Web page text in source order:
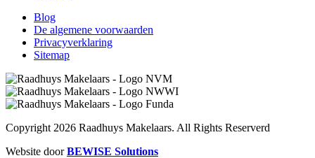
Blog
De algemene voorwaarden
Privacyverklaring
Sitemap
Copyright 2026 Raadhuys Makelaars. All Rights Reserverd
Website doorBEWISE Solutions